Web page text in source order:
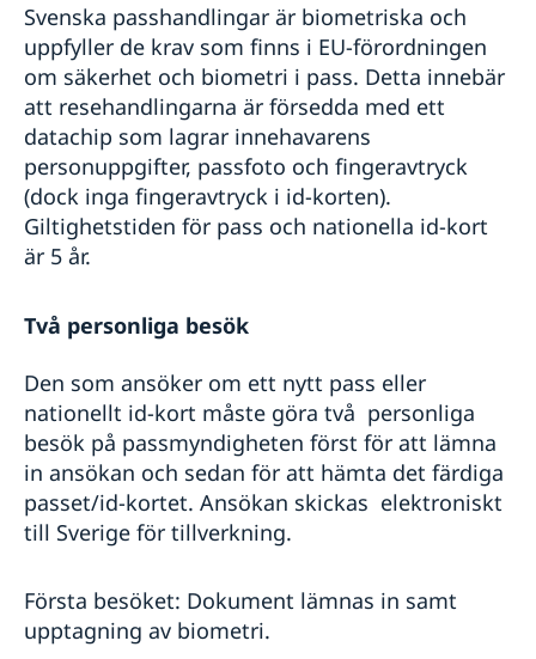
Svenska passhandlingar är biometriska och
uppfyller de krav som finns i EU-förordningen
om säkerhet och biometri i pass. Detta innebär
att resehandlingarna är försedda med ett
datachip som lagrar innehavarens
personuppgifter, passfoto och fingeravtryck
(dock inga fingeravtryck i id-korten).
Giltighetstiden för pass och nationella id-kort
är 5 år.
Två personliga besök
Den som ansöker om ett nytt pass eller
nationellt id-kort måste göra två personliga
besök på passmyndigheten först för att lämna
in ansökan och sedan för att hämta det färdiga
passet/id-kortet. Ansökan skickas elektroniskt
till Sverige för tillverkning.
Första besöket: Dokument lämnas in samt
upptagning av biometri.